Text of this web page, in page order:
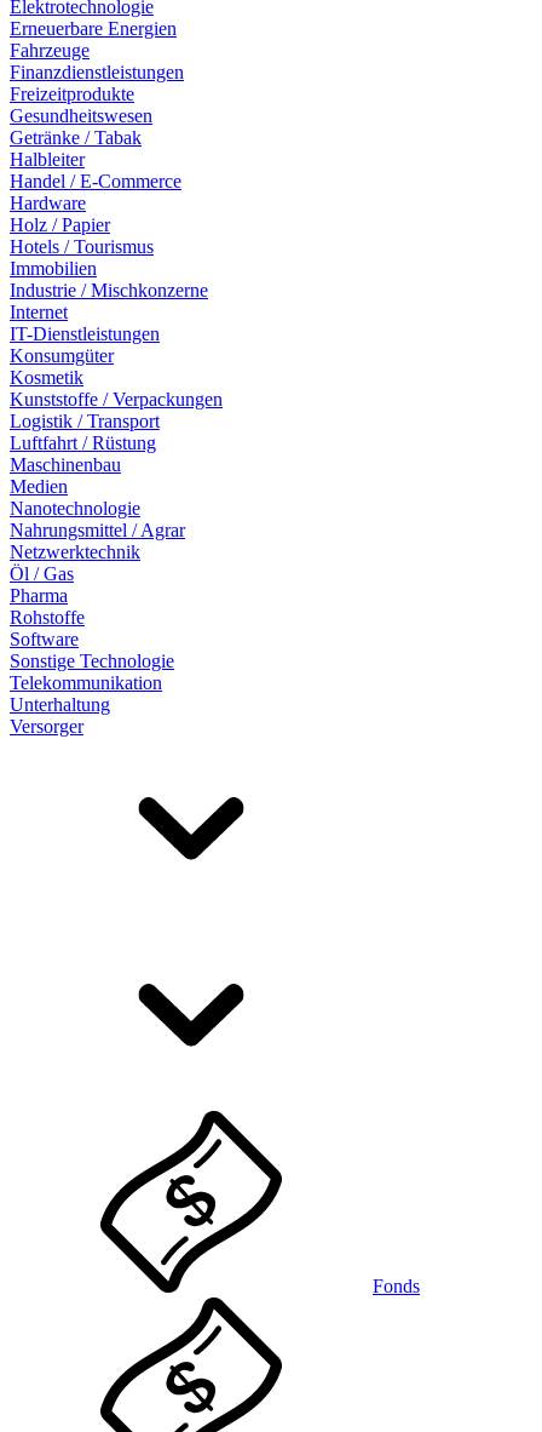
Elektrotechnologie
Erneuerbare Energien
Fahrzeuge
Finanzdienstleistungen
Freizeitprodukte
Gesundheitswesen
Getränke / Tabak
Halbleiter
Handel / E-Commerce
Hardware
Holz / Papier
Hotels / Tourismus
Immobilien
Industrie / Mischkonzerne
Internet
IT-Dienstleistungen
Konsumgüter
Kosmetik
Kunststoffe / Verpackungen
Logistik / Transport
Luftfahrt / Rüstung
Maschinenbau
Medien
Nanotechnologie
Nahrungsmittel / Agrar
Netzwerktechnik
Öl / Gas
Pharma
Rohstoffe
Software
Sonstige Technologie
Telekommunikation
Unterhaltung
Versorger
Fonds